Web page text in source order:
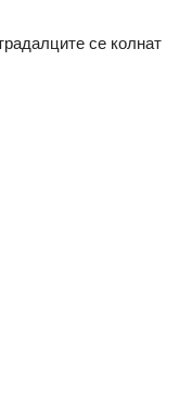
се колнат